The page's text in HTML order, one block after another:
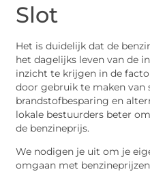
Slot
Het is duidelijk dat de
het dagelijks leven van de
inzicht te krijgen in de
door gebruik te maken van
brandstofbesparing en
lokale bestuurders beter
de benzineprijs.
We nodigen je uit om je
omgaan met